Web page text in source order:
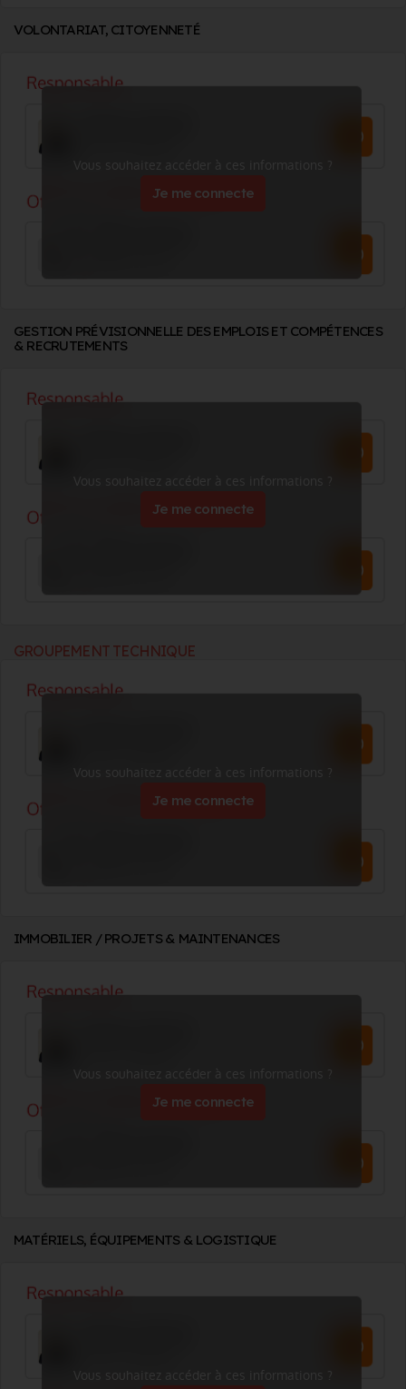
VOLONTARIAT, CITOYENNETÉ
Vous souhaitez accéder à ces informations ?
Je me connecte
GESTION PRÉVISIONNELLE DES EMPLOIS ET COMPÉTENCES
& RECRUTEMENTS
Vous souhaitez accéder à ces informations ?
Je me connecte
GROUPEMENT TECHNIQUE
Vous souhaitez accéder à ces informations ?
Je me connecte
IMMOBILIER / PROJETS & MAINTENANCES
Vous souhaitez accéder à ces informations ?
Je me connecte
MATÉRIELS, ÉQUIPEMENTS & LOGISTIQUE
Vous souhaitez accéder à ces informations ?